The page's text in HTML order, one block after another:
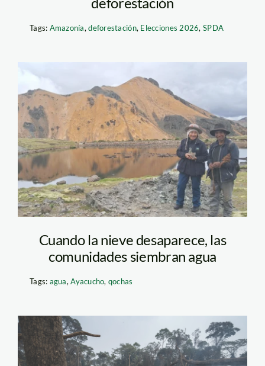
Tags: Amazonía,deforestación, Elecciones 2026, SPDA
Clever-Ccorahua–
comunidad-de-Santa-
Fe-Ayacucho-Lina-
Auccapuclla-
Maccerhua–Climate-
tracker
Cuando la nieve desaparece, las
comunidades siembran agua
Tags: agua,Ayacucho, qochas
incendios forestales-